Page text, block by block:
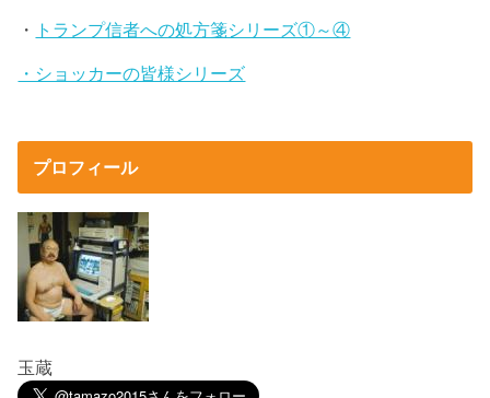
・ トランプ信者への処方箋シリーズ①～④
・ショッカーの皆様シリーズ
プロフィール
玉蔵